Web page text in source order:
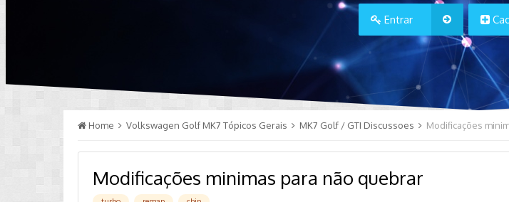
Entrar
Home Volkswagen Golf MK7 Tópicos Gerais MK7 Golf / GTI Discussoes Modificações
Modificações minimas para não quebrar